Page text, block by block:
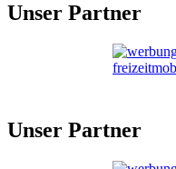
Unser Partner
Unser Partner